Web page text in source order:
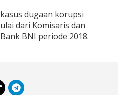
dugaan korupsi
dari Komisaris dan
BNI periode 2018.